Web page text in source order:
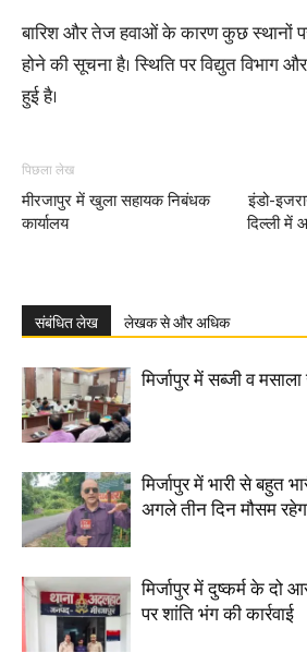
बारिश और तेज हवाओं के कारण कुछ स्थानों पर
होने की सूचना है। स्थिति पर विद्युत विभाग
हुई है।
पिछला लेख
मीरजापुर में खुला सहायक निबंधक
कार्यालय
इंडो-
दिल्ली में
संबंधित लेख लेखक से और अधिक
मिर्जापुर में सब्जी व
मिर्जापुर में भारी से बहुत
अगले तीन दिन मौसम
मिर्जापुर में दुष्कर्म के दो
पर शांति भंग की कार्रवाई